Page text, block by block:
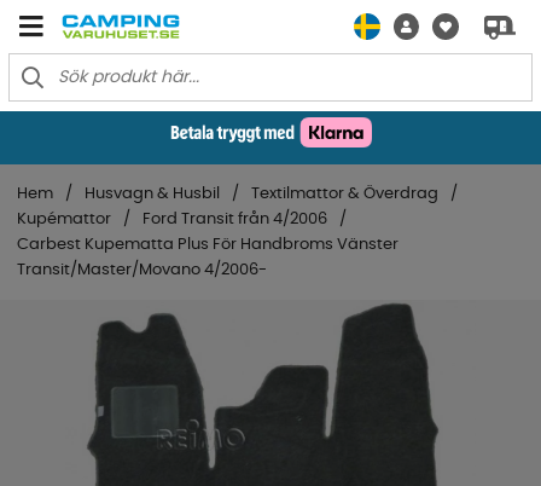
Hem Husvagn & Husbil
Textilmattor & Överdrag
Kupémattor
Ford Transit från 4/2006
Carbest Kupematta Plus För Handbroms Vänster
Transit/Master/Movano 4/2006-